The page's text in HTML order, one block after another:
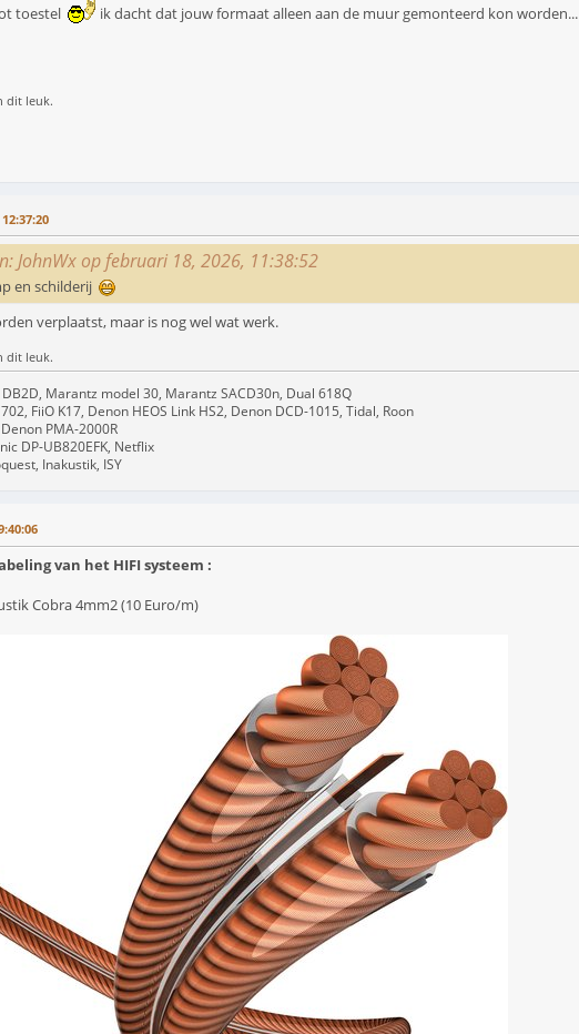
toestel ik dacht dat jouw formaat alleen aan de muur gemonteerd kon worden...
dit leuk.
JohnWx op februari 18, 2026, 11:38:52
en schilderij
verplaatst, maar is nog wel wat werk.
dit leuk.
DB2D, Marantz model 30, Marantz SACD30n, Dual 618Q
FiiO K17, Denon HEOS Link HS2, Denon DCD-1015, Tidal, Roon
PMA-2000R
DP-UB820EFK, Netflix
Inakustik, ISY
van het HIFI systeem :
Cobra 4mm2 (10 Euro/m)